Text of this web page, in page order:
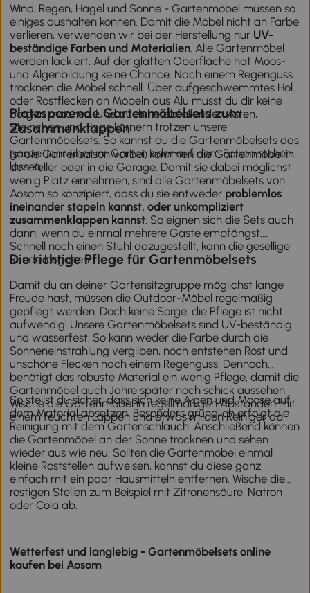
Wind, Regen, Hagel und Sonne - Gartenmöbel müssen so
einiges aushalten können. Damit die Möbel nicht an Farbe
verlieren, verwenden wir bei der Herstellung nur UV-
beständige Farben und Materialien . Alle Gartenmöbel
werden lackiert. Auf der glatten Oberfläche hat Moos-
und Algenbildung keine Chance. Nach einem Regenguss
trocknen die Möbel schnell. Über aufgeschwemmtes Holz
oder Rostflecken an Möbeln aus Alu musst du dir keine
Sorgen machen. Und auch herabfallenden Ästen,
Steinchen und Hagelkörnern trotzen unsere
Gartenmöbelsets. So kannst du die Gartenmöbelsets das
ganze Jahr über im Garten oder auf dem Balkon stehen
lassen
Platzsparende Gartenmöbelsets zum
Zusammenklappen
Ist die Gartensaison vorbei, kommen die Gartenmöbel in
den Keller oder in die Garage. Damit sie dabei möglichst
wenig Platz einnehmen, sind alle Gartenmöbelsets von
Aosom so konzipiert, dass du sie entweder problemlos
ineinander stapeln kannst, oder unkompliziert
zusammenklappen kannst. So eignen sich die Sets auch
dann, wenn du einmal mehrere Gäste empfängst.
Schnell noch einen Stuhl dazugestellt, kann die gesellige
Runde losgehen!
Die richtige Pflege für Gartenmöbelsets
Damit du an deiner Gartensitzgruppe möglichst lange
Freude hast, müssen die Outdoor-Möbel regelmäßig
gepflegt werden. Doch keine Sorge, die Pflege ist nicht
aufwendig! Unsere Gartenmöbelsets sind UV-beständig
und wasserfest. So kann weder die Farbe durch die
Sonneneinstrahlung vergilben, noch entstehen Rost und
unschöne Flecken nach einem Regenguss. Dennoch
benötigt das robuste Material ein wenig Pflege, damit die
Gartenmöbel auch Jahre später noch schick aussehen.
Wische die Gartenmöbel in regelmäßigen Abständen mit
einem feuchten Lappen und etwas milden Reiniger ab.
So stellst du sicher, dass sich keine Algen und Moose auf
dem Material absetzen. Besonders gründlich erfolgt die
Reinigung mit dem Gartenschlauch. Anschließend können
die Gartenmöbel an der Sonne trocknen und sehen
wieder aus wie neu. Sollten die Gartenmöbel einmal
kleine Roststellen aufweisen, kannst du diese ganz
einfach mit ein paar Hausmitteln entfernen. Wische die
rostigen Stellen zum Beispiel mit Zitronensäure, Natron
oder Cola ab.
Wetterfest und langlebig - Gartenmöbelsets online
kaufen bei Aosom